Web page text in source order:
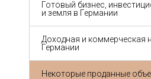
Готовый бизнес,
и земля в Германии
Доходная и коммерческая
Германии
Некоторые проданные